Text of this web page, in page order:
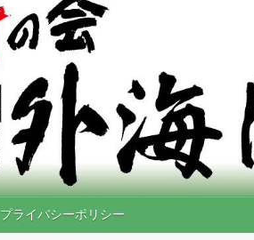
プライバシーポリシー